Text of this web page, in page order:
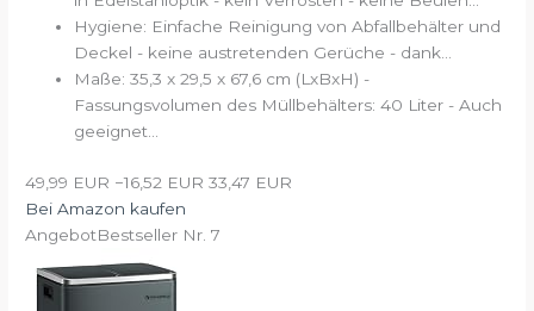
Hygiene: Einfache Reinigung von Abfallbehälter und
Deckel - keine austretenden Gerüche - dank...
Maße: 35,3 x 29,5 x 67,6 cm (LxBxH) -
Fassungsvolumen des Müllbehälters: 40 Liter - Auch
geeignet...
49,99 EUR −16,52 EUR 33,47 EUR
Bei Amazon kaufen
AngebotBestseller Nr. 7